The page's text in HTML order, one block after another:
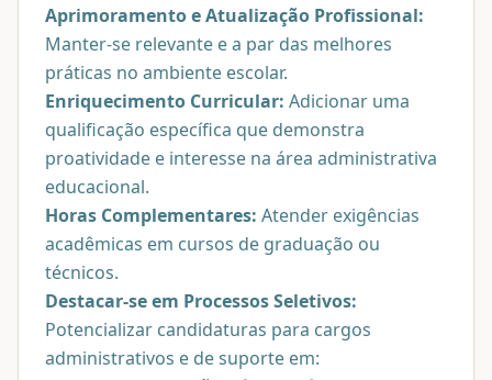
Aprimoramento e Atualização Profissional:
Manter-se relevante e a par das melhores
práticas no ambiente escolar.
Enriquecimento Curricular: Adicionar uma
qualificação específica que demonstra
proatividade e interesse na área administrativa
educacional.
Horas Complementares: Atender exigências
acadêmicas em cursos de graduação ou
técnicos.
Destacar-se em Processos Seletivos:
Potencializar candidaturas para cargos
administrativos e de suporte em: